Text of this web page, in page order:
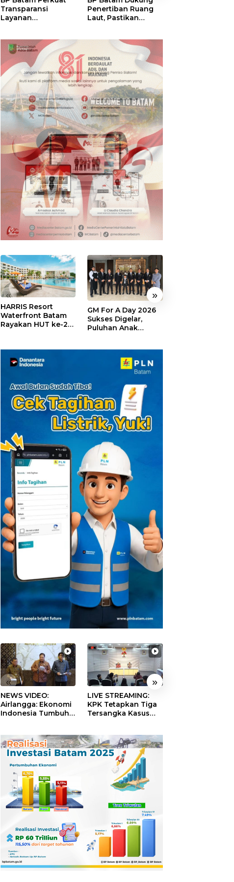
Transparansi
Layanan
Segera Hadir Melalui
LMS
Penertiban Ruang
Laut, Pastikan
« »
HARRIS Resort
Waterfront Batam
Rayakan HUT ke-24,
24%
GM For A Day 2026
Sukses Digelar,
Puluhan Anak
« »
NEWS VIDEO:
Airlangga: Ekonomi
Indonesia Tumbuh
LIVE STREAMING:
KPK Tetapkan Tiga
Tersangka Kasus
Pertamina